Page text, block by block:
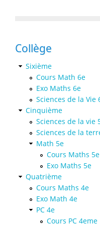
Collège
Sixième
Cours Math 6e
Exo Maths 6e
Sciences de la Vie
Cinquième
Sciences de la vie
Sciences de la
Math 5e
Cours Maths 5e
Exo Maths 5e
Quatrième
Cours Maths 4e
Exo Math 4e
PC 4e
Cours PC 4eme